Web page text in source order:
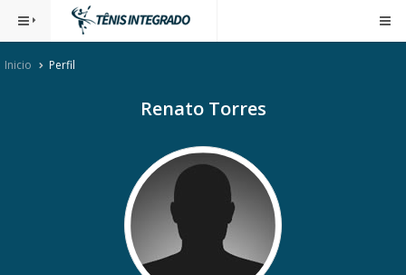
Inicio Perfil
Renato Torres